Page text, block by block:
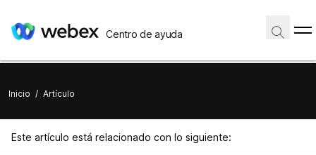
Centro de ayuda
Inicio / Artículo
Este artículo está relacionado con lo siguiente: